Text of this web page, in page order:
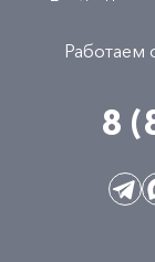
Работаем
8